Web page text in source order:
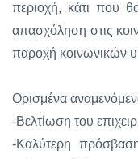
περιοχή, κάτι που
απασχόληση στις
παροχή κοινωνικών
Ορισμένα
-Βελτίωση του
-Καλύτερη